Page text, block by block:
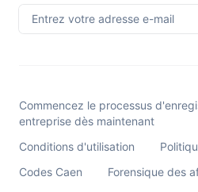
Entrez votre adresse e-mail
Commencez le processus
entreprise dès maintenant
Conditions d'utilisation
Codes Caen
Forensique des